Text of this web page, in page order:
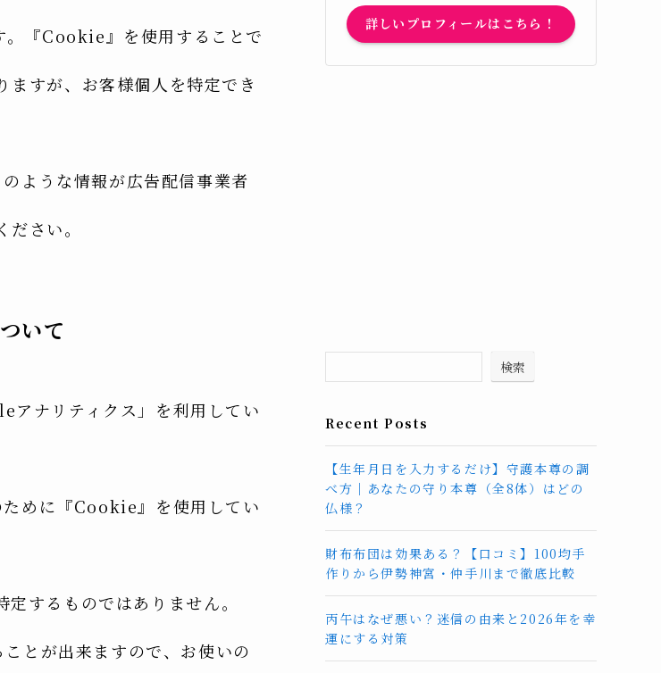
。『Cookie』を使用することで
すが、お客様個人を特定でき
ような情報が広告配信事業者
ださい。
いて
ナリティクス」を利用してい
めに『Cookie』を使用してい
するものではありません。
とが出来ますので、お使いの
詳しいプロフィールはこちら！
検索
Recent Posts
【生年月日を入力するだけ】守護本尊の調
べ方｜あなたの守り本尊（全8体）はどの
仏様？
財布布団は効果ある？【口コミ】100均手
作りから伊勢神宮・仲手川まで徹底比較
丙午はなぜ悪い？迷信の由来と2026年を幸
運にする対策